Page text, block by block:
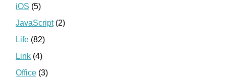
iOS (5)
JavaScript(2)
Life (82)
Link (4)
Office (3)